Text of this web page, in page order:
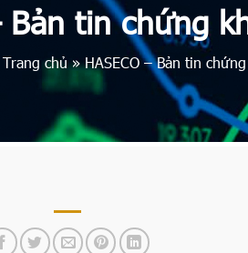
Bản tin chứng
Trang chủ»HASECO – Bản tin